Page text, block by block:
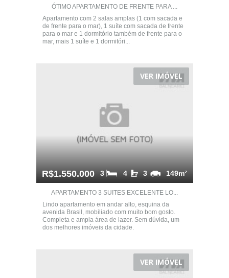
ÓTIMO APARTAMENTO DE FRENTE PARA ...
Apartamento com 2 salas amplas (1 com sacada e
de frente para o mar), 1 suíte com sacada de frente
para o mar e 1 dormitório também de frente para o
mar, mais 1 suíte e 1 dormitóri...
VER IMÓVEL
R$1.550.000 149m²
3
4
3
APARTAMENTO 3 SUITES EXCELENTE LO...
Lindo apartamento em andar alto, esquina da
avenida Brasil, mobiliado com muito bom gosto.
Completa e ampla área de lazer. Sem dúvida, um
dos melhores imóveis da cidade.
VER IMÓVEL